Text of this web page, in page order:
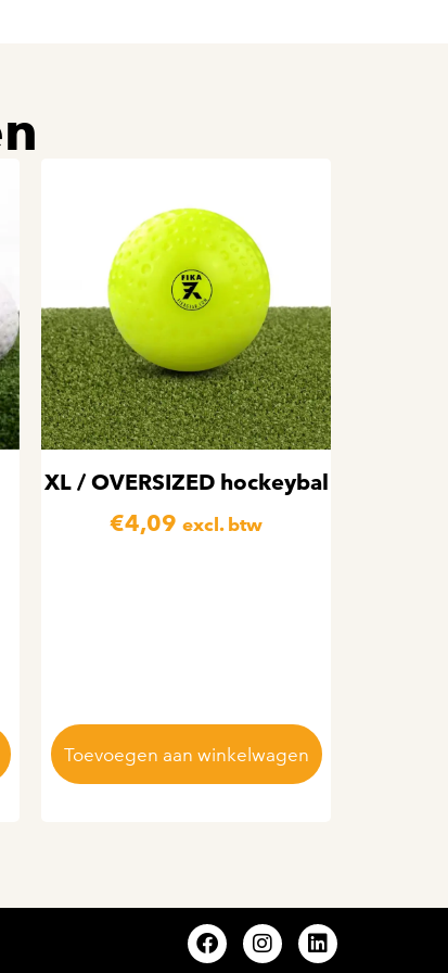
XL / OVERSIZED hockeybal
€4,09 excl. btw
Toevoegen aan winkelwagen